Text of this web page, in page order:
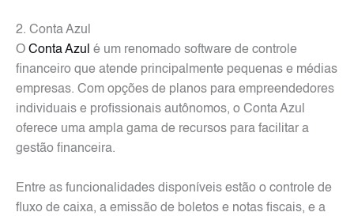
2. Conta Azul
O Conta Azul é um renomado software de controle
financeiro que atende principalmente pequenas e médias
empresas. Com opções de planos para empreendedores
individuais e profissionais autônomos, o Conta Azul
oferece uma ampla gama de recursos para facilitar a
gestão financeira.
Entre as funcionalidades disponíveis estão o controle de
fluxo de caixa, a emissão de boletos e notas fiscais, e a